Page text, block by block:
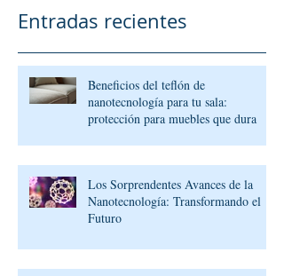
Entradas recientes
Beneficios del teflón de
nanotecnología para tu sala:
protección para muebles que dura
Los Sorprendentes Avances de la
Nanotecnología: Transformando el
Futuro